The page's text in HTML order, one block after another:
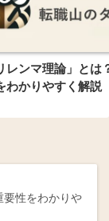
レンマ理論」とは
わかりやすく解説
要性をわかりや